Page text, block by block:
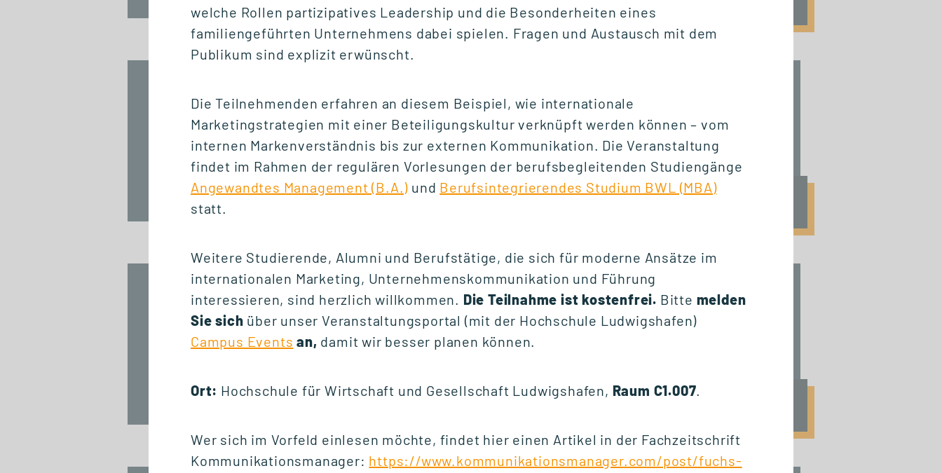
12:00 - 13:45 Uhr
10:00 - 12:00 Uhr
Biomedizinische
Informatik und Data
Science (M. Sc.)
Fr., 25. September 2026
12:30 Uhr
Unternehmensführung
(MBA)
Fr., 25. September 2026
Business
Innovation
Management (MBA)
Fr., 25. September 2026
START ZERTIFIKAT
Introduction to
Innovation
Management
Fr., 25. September 2026
START WEITERBILDUNG
Ausbildung der
Ausbilder (AdA-
Schein)
Mo., 5. Oktober 2026
START ZERTIFIKAT
Basics of Business
Administration
Fr., 6. November 2026
welche Rollen partizipatives Leadership und die Besonderheiten eines
familiengeführten Unternehmens dabei spielen. Fragen und Austausch mit dem
Publikum sind explizit erwünscht.
Die Teilnehmenden erfahren an diesem Beispiel, wie internationale
Marketingstrategien mit einer Beteiligungskultur verknüpft werden können – vom
internen Markenverständnis bis zur externen Kommunikation. Die Veranstaltung
findet im Rahmen der regulären Vorlesungen der berufsbegleitenden Studiengänge
Angewandtes Management (B.A.) und Berufsintegrierendes Studium BWL (MBA)
statt.
Weitere Studierende, Alumni und Berufstätige, die sich für moderne Ansätze im
internationalen Marketing, Unternehmenskommunikation und Führung
interessieren, sind herzlich willkommen. Die Teilnahme ist kostenfrei. Bitte melden
Sie sich über unser Veranstaltungsportal (mit der Hochschule Ludwigshafen)
Campus Events an, damit wir besser planen können.
Ort: Hochschule für Wirtschaft und Gesellschaft Ludwigshafen, Raum C1.007
Wer sich im Vorfeld einlesen möchte, findet hier einen Artikel in der Fachzeitschrift
Kommunikationsmanager: https://www.kommunikationsmanager.com/post/fuchs-